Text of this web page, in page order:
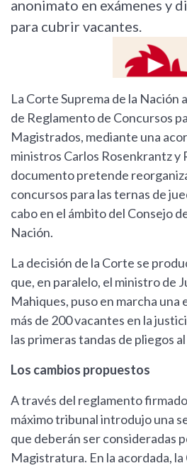
anonimato en exámenes y
para cubrir vacantes.
La Corte Suprema de la
de Reglamento de Concursos
Magistrados, mediante una
ministros Carlos Rosenkrantz y
documento pretende
concursos para las ternas de
cabo en el ámbito del Consejo
Nación.
La decisión de la Corte se
que, en paralelo, el ministro de
Mahiques, puso en marcha
más de 200 vacantes en la
las primeras tandas de pliegos
Los cambios propuestos
A través del reglamento
máximo tribunal introdujo una
que deberán ser consideradas
Magistratura. En la acordada,